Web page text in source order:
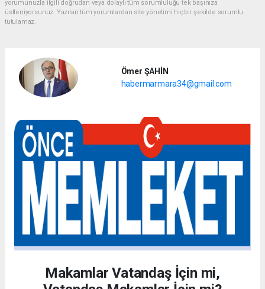
yorumunuzla ilgili doğrudan veya dolaylı tüm sorumluluğu tek başınıza
üstleniyorsunuz. Yazılan tüm yorumlardan site yönetimi hiçbir şekilde sorumlu
tutulamaz.
Ömer ŞAHİN
habermarmara34@gmail.com
Makamlar Vatandaş İçin mi,